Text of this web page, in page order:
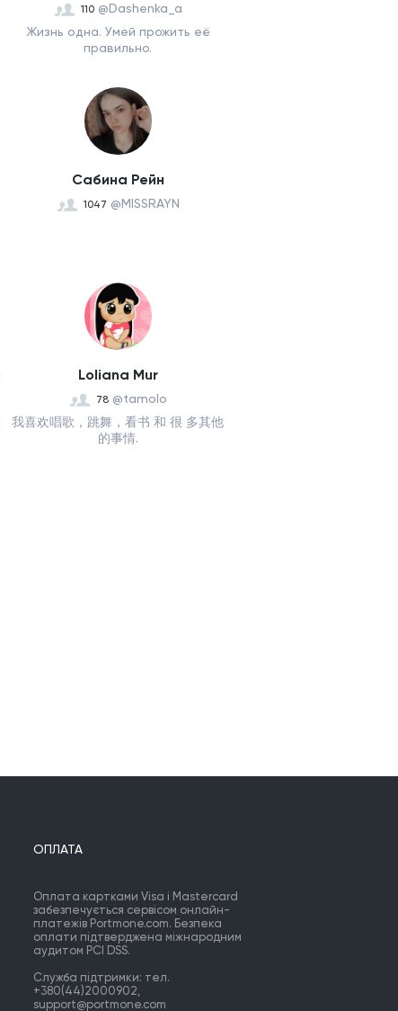
110 @Dashenka_a
Жизнь одна. Умей прожить её
правильно.
Сабина Рейн
1047 @MISSRAYN
Loliana Mur
78 @tamolo
我喜欢唱歌，跳舞，看书 和 很 多其他
的事情.
ОПЛАТА
Оплата картками Visa і Mastercard
забезпечується сервісом онлайн-
платежів Portmone.com. Безпека
оплати підтверджена міжнародним
аудитом PCI DSS.
Служба підтримки: тел.
+380(44)2000902,
support@portmone.com